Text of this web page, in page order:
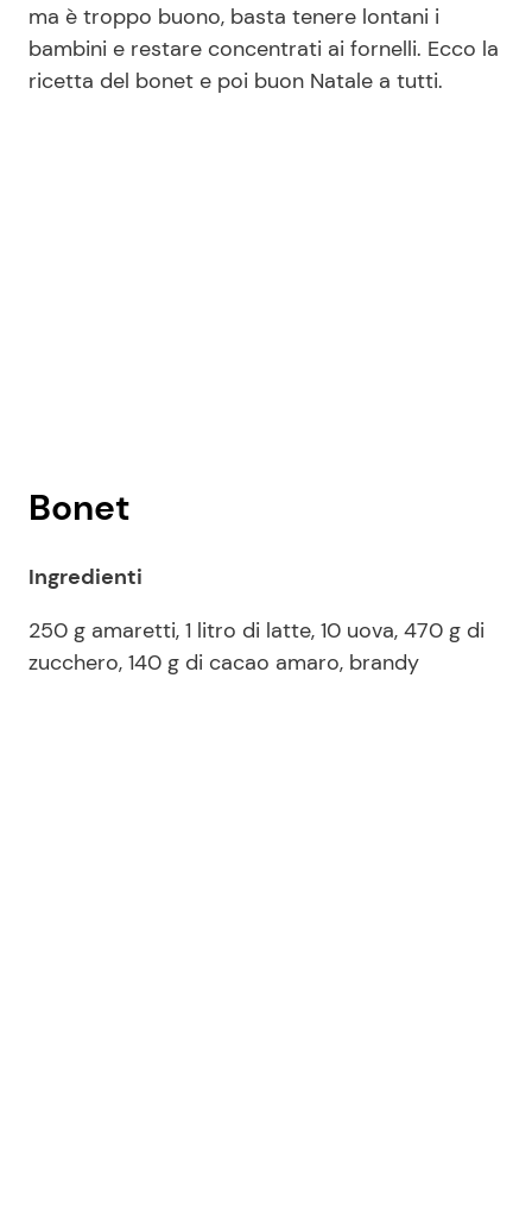
Contattaci
Pubblicità
ma è troppo buono, basta tenere lontani i
bambini e restare concentrati ai fornelli. Ecco la
ricetta del bonet e poi buon Natale a tutti.
Bonet
Ingredienti
250 g amaretti, 1 litro di latte, 10 uova, 470 g di
zucchero, 140 g di cacao amaro, brandy